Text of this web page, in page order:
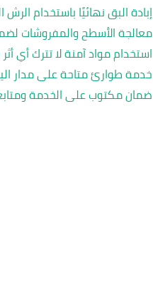
إبادة البق نهائيًا باستخدام الرش
معالجة الأسطح والمفروشات
استخدام مواد آمنة لا تترك أي
خدمة طوارئ متاحة على مدار
ضمان مكتوب على الخدمة